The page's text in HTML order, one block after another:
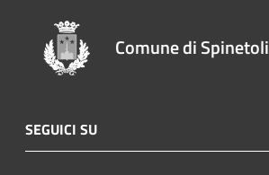
Comune di Spinetoli
SEGUICI SU